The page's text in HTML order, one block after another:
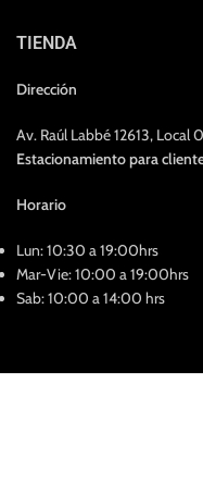
TIENDA
Dirección
Av. Raúl Labbé 12613,
Estacionamiento para
Horario
Lun: 10:30 a 19:00hrs
Mar-Vie: 10:00 a 19:00hrs
Sab: 10:00 a 14:00 hrs